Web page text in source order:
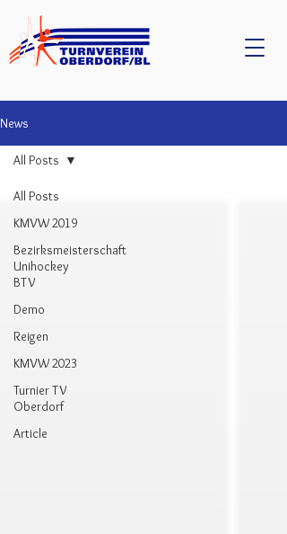
News
All Posts
KMVW 2019
Bezirksmeisterschaft
Unihockey
BTV
Demo
Reigen
KMVW 2023
Turnier TV
Oberdorf
Article
All Posts